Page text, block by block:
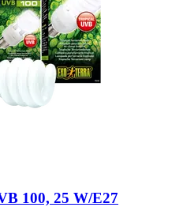
100, 25 W/E27